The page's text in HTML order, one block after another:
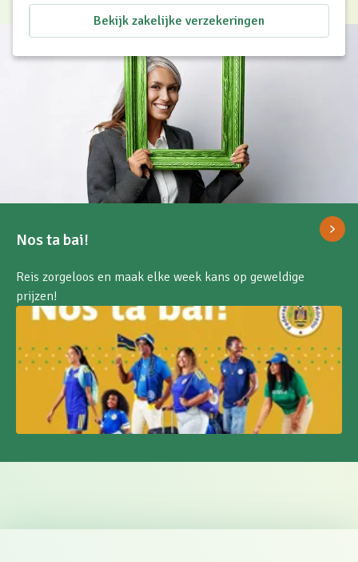
Nos ta bai!
Reis zorgeloos en maak elke week kans op geweldige
prijzen!
Bekijk zakelijke verzekeringen